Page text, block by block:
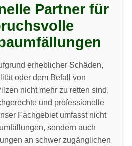
Partner für
erheblicher Schäden,
oder dem Befall von
nicht mehr zu retten sind,
und professionelle
Fachgebiet umfasst nicht
sondern auch
an schwer zugänglichen